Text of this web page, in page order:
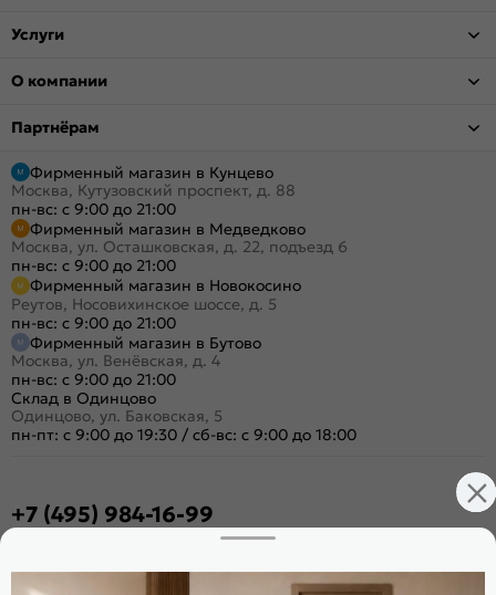
Услуги
О компании
Партнёрам
Фирменный магазин в Кунцево
Москва, Кутузовский проспект, д. 88
пн-вс: с 9:00 до 21:00
Фирменный магазин в Медведково
Москва, ул. Осташковская, д. 22, подъезд 6
пн-вс: с 9:00 до 21:00
Фирменный магазин в Новокосино
Реутов, Носовихинское шоссе, д. 5
пн-вс: с 9:00 до 21:00
Фирменный магазин в Бутово
Москва, ул. Венёвская, д. 4
пн-вс: с 9:00 до 21:00
Склад в Одинцово
Одинцово, ул. Баковская, 5
пн-пт: с 9:00 до 19:30 / сб-вс: с 9:00 до 18:00
+7 (495) 984-16-99